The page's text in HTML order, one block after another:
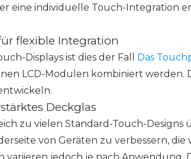
eine individuelle Touch-Integration
flexible Integration
Displays ist dies der Fall Das
LCD-Modulen kombiniert
Deckglas
zu vielen Standard-Touch-
von Geräten zu verbessern,